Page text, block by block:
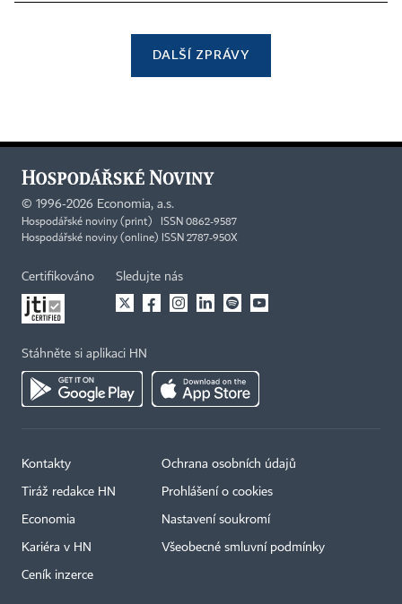
DALŠÍ ZPRÁVY
© 1996-2026 Economia, a.s.
Hospodářské noviny (print) ISSN 0862-9587
Hospodářské noviny (online) ISSN 2787-950X
Certifikováno Sledujte nás
Stáhněte si aplikaci HN
Kontakty
Tiráž redakce HN
Economia
Kariéra v HN
Ceník inzerce
Ochrana osobních údajů
Prohlášení o cookies
Nastavení soukromí
Všeobecné smluvní podmínky